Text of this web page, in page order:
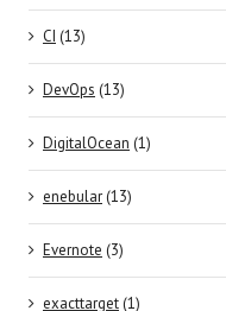
CI (13)
DevOps (13)
DigitalOcean (1)
enebular(13)
Evernote (3)
exacttarget(1)